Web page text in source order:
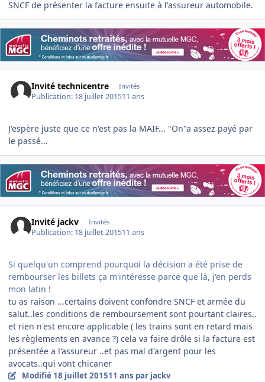
SNCF de présenter la facture ensuite à l'assureur automobile.
Invité technicentre Invités
Publication: 18 juillet 201511 ans
J'espère juste que ce n'est pas la MAIF... "On"a assez payé par
le passé...
Invité jackv Invités
Publication: 18 juillet 201511 ans
Si quelqu'un comprend pourquoi la décision a été prise de
rembourser les billets ça m'intéresse parce que là, j'en perds
mon latin !
tu as raison ...certains doivent confondre SNCF et armée du
salut..les conditions de remboursement sont pourtant claires..
et rien n'est encore applicable ( les trains sont en retard mais
les règlements en avance ?) cela va faire drôle si la facture est
présentée a l'assureur ..et pas mal d'argent pour les
avocats..qui vont chicaner
Modifié 18 juillet 201511 ans par jackv